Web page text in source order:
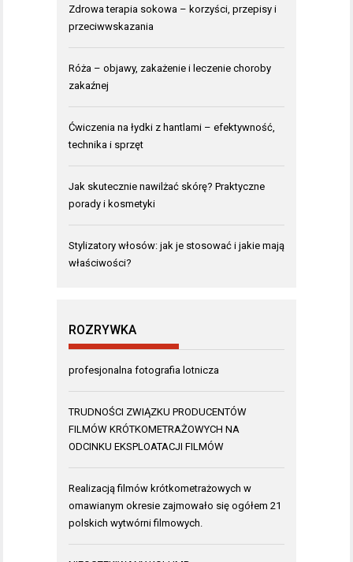
Zdrowa terapia sokowa – korzyści, przepisy i
przeciwwskazania
Róża – objawy, zakażenie i leczenie choroby
zakaźnej
Ćwiczenia na łydki z hantlami – efektywność,
technika i sprzęt
Jak skutecznie nawilżać skórę? Praktyczne
porady i kosmetyki
Stylizatory włosów: jak je stosować i jakie mają
właściwości?
ROZRYWKA
profesjonalna fotografia lotnicza
TRUDNOŚCI ZWIĄZKU PRODUCENTÓW
FILMÓW KRÓTKOMETRAŻOWYCH NA
ODCINKU EKSPLOATACJI FILMÓW
Realizacją filmów krótkometrażowych w
omawianym okresie zajmowało się ogółem 21
polskich wytwórni filmowych.